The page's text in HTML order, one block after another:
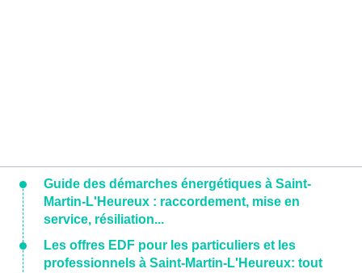
Guide des démarches énergétiques à Saint-
Martin-L'Heureux : raccordement, mise en
service, résiliation...
Les offres EDF pour les particuliers et les
professionnels à Saint-Martin-L'Heureux: tout